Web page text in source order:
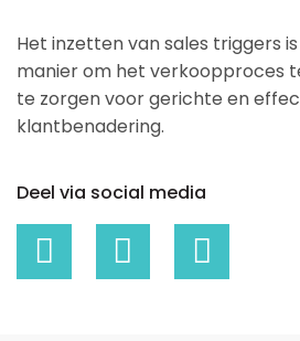
Het inzetten van sales triggers
manier om het verkoopproces
te zorgen voor gerichte en
klantbenadering.
Deel via social media